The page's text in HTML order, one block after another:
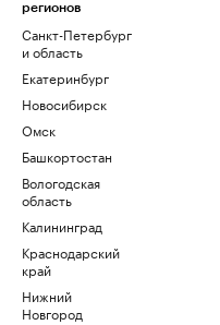
регионов
Санкт-Петербург
и область
Екатеринбург
Новосибирск
Омск
Башкортостан
Вологодская
область
Калининград
Краснодарский
край
Нижний
Новгород